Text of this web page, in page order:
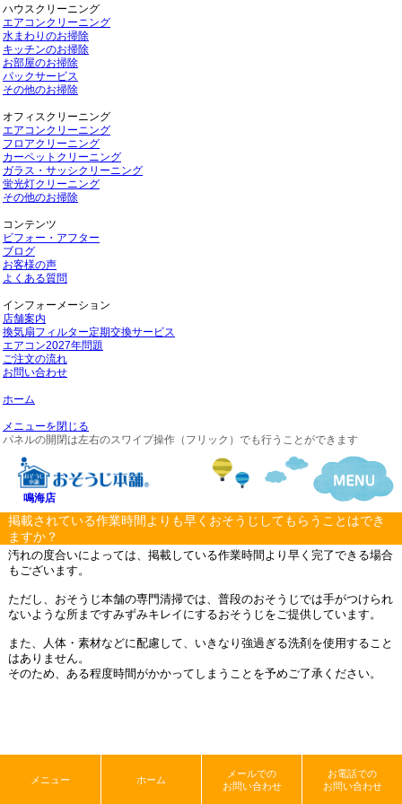
ハウスクリーニング
エアコンクリーニング
水まわりのお掃除
キッチンのお掃除
お部屋のお掃除
パックサービス
その他のお掃除
オフィスクリーニング
エアコンクリーニング
フロアクリーニング
カーペットクリーニング
ガラス・サッシクリーニング
蛍光灯クリーニング
その他のお掃除
コンテンツ
ビフォー・アフター
ブログ
お客様の声
よくある質問
インフォーメーション
店舗案内
換気扇フィルター定期交換サービス
エアコン2027年問題
ご注文の流れ
お問い合わせ
ホーム
メニューを閉じる
パネルの開閉は左右のスワイプ操作（フリック）でも行うことができます
鳴海店
掲載されている作業時間よりも早くおそうじしてもらうことはでき
ますか？
汚れの度合いによっては、掲載している作業時間より早く完了できる場合
もございます。
ただし、おそうじ本舗の専門清掃では、普段のおそうじでは手がつけられ
ないような所まですみずみキレイにするおそうじをご提供しています。
また、人体・素材などに配慮して、いきなり強過ぎる洗剤を使用すること
はありません。
そのため、ある程度時間がかかってしまうことを予めご了承ください。
メニュー ホーム
メールでの
お問い合わせ
お電話での
お問い合わせ